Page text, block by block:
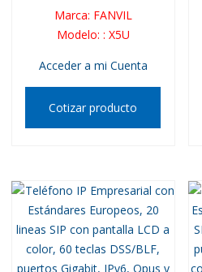
Marca: FANVIL
Modelo: : X5U
Acceder a mi Cuenta
Cotizar producto